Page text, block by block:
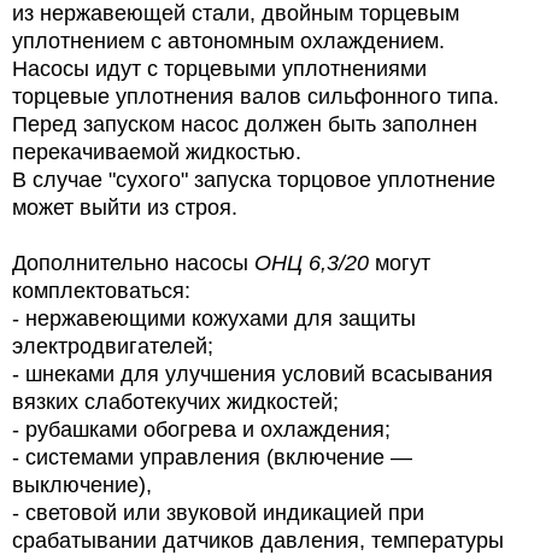
из нержавеющей стали, двойным торцевым
уплотнением с автономным охлаждением.
Насосы идут с торцевыми уплотнениями
торцевые уплотнения валов сильфонного типа.
Перед запуском насос должен быть заполнен
перекачиваемой жидкостью.
В случае "сухого" запуска торцовое уплотнение
может выйти из строя.
Дополнительно насосы ОНЦ 6,3/20 могут
комплектоваться:
- нержавеющими кожухами для защиты
электродвигателей;
- шнеками для улучшения условий всасывания
вязких слаботекучих жидкостей;
- рубашками обогрева и охлаждения;
- системами управления (включение —
выключение),
- световой или звуковой индикацией при
срабатывании датчиков давления, температуры